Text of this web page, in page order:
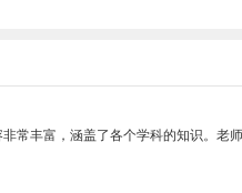
常丰富，涵盖了各个学科的知识。老